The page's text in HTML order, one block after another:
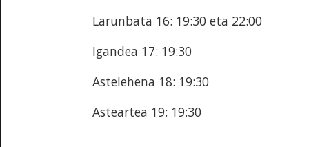
Larunbata 16: 19:30 eta 22:00
Igandea 17: 19:30
Astelehena 18: 19:30
Asteartea 19: 19:30